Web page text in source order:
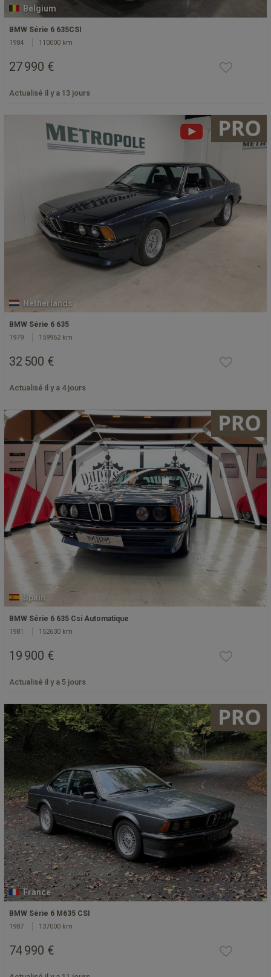
Belgium
BMW Série 6 635CSI
1984 110000 km
27 990 €
Actualisé il y a 13 jours
Netherlands
BMW Série 6 635
1979 159962 km
32 500 €
Actualisé il y a 4 jours
Spain
BMW Série 6 635 Csi Automatique
1981 152630 km
19 900 €
Actualisé il y a 5 jours
France
BMW Série 6 M635 CSI
1987 137000 km
74 990 €